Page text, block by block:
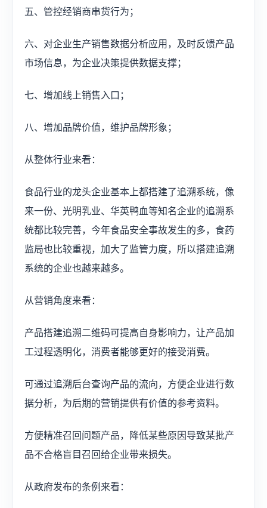
五、管控经销商串货行为；
六、对企业生产销售数据分析应用，及时反馈产品
市场信息，为企业决策提供数据支撑；
七、增加线上销售入口；
八、增加品牌价值，维护品牌形象；
从整体行业来看：
食品行业的龙头企业基本上都搭建了追溯系统，像
来一份、光明乳业、华英鸭血等知名企业的追溯系
统都比较完善，今年食品安全事故发生的多，食药
监局也比较重视，加大了监管力度，所以搭建追溯
系统的企业也越来越多。
从营销角度来看：
产品搭建追溯二维码可提高自身影响力，让产品加
工过程透明化，消费者能够更好的接受消费。
可通过追溯后台查询产品的流向，方便企业进行数
据分析，为后期的营销提供有价值的参考资料。
方便精准召回问题产品，降低某些原因导致某批产
品不合格盲目召回给企业带来损失。
从政府发布的条例来看：